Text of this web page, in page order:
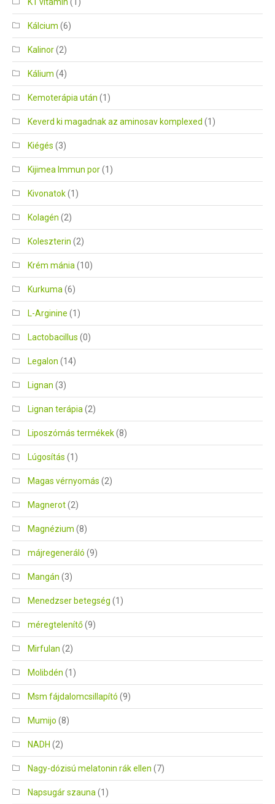
K1 vitamin (1)
Kálcium (6)
Kalinor(2)
Kálium (4)
Kemoterápia után (1)
Keverd ki magadnak az aminosav komplexed (1)
Kiégés (3)
Kijimea Immun por(1)
Kivonatok(1)
Kolagén (2)
Koleszterin (2)
Krém mánia(10)
Kurkuma(6)
L-Arginine (1)
Lactobacillus (0)
Legalon (14)
Lignan (3)
Lignan terápia(2)
Liposzómás termékek(8)
Lúgosítás (1)
Magas vérnyomás (2)
Magnerot(2)
Magnézium (8)
májregeneráló (9)
Mangán (3)
Menedzser betegség (1)
méregtelenítő(9)
Mirfulan (2)
Molibdén (1)
Msm fájdalomcsillapító (9)
Mumijo (8)
NADH (2)
Nagy-dózisú melatonin rák ellen (7)
Napsugár szauna(1)